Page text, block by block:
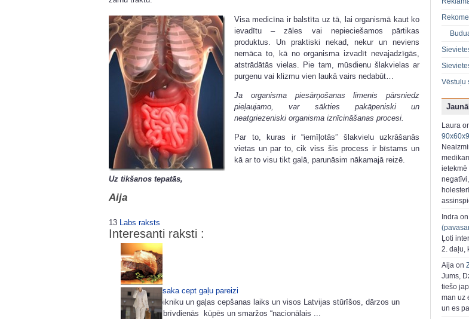
Visa medicīna ir balstīta uz tā, lai organismā kaut ko
ievadītu – zāles vai nepieciešamos pārtikas
produktus. Un praktiski nekad, nekur un neviens
nemāca to, kā no organisma izvadīt nevajadzīgās,
atstrādātās vielas. Pie tam, mūsdienu šlakvielas ar
purgenu vai klizmu vien laukā vairs nedabūt…
Ja organisma piesārņošanas līmenis pārsniedz
pieļaujamo, var sākties pakāpeniski un
neatgriezeniski organisma iznīcināšanas procesi.
Par to, kuras ir “iemīļotās” šlakvielu uzkrāšanās
vietas un par to, cik viss šis process ir bīstams un
kā ar to visu tikt galā, parunāsim nākamajā reizē.
Uz tikšanos tepatās,
Aija
13 Labs raksts
Interesanti raksti :
Zinātnieki iesaka cept gaļu pareizi
Ir iestājies pikniku un gaļas cepšanas laiks un visos Latvijas stūrīšos, dārzos un
kempingos brīvdienās kūpēs un smaržos “nacionālais ...
Vēstuļu
Laura
ietekmē
Indra on
Ļoti
2. daļu,
Aija on
Jums,
tiešo
man uz
un es